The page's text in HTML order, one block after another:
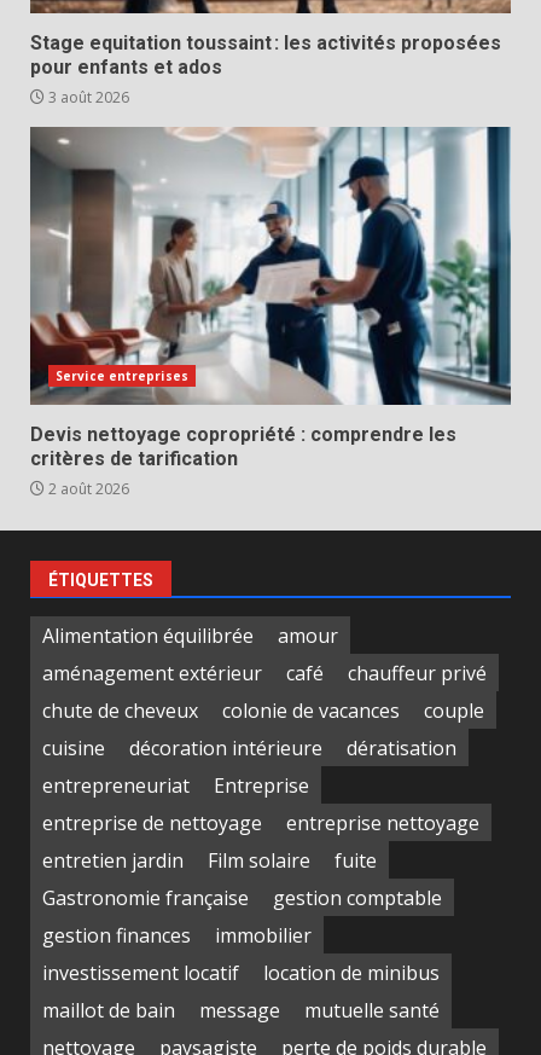
Stage equitation toussaint : les activités proposées
pour enfants et ados
3 août 2026
Service entreprises
Devis nettoyage copropriété : comprendre les
critères de tarification
2 août 2026
ÉTIQUETTES
Alimentation équilibrée
amour
aménagement extérieur
café
chauffeur privé
chute de cheveux
colonie de vacances
couple
cuisine
décoration intérieure
dératisation
entrepreneuriat
Entreprise
entreprise de nettoyage
entreprise nettoyage
entretien jardin
Film solaire
fuite
Gastronomie française
gestion comptable
gestion finances
immobilier
investissement locatif
location de minibus
maillot de bain
message
mutuelle santé
nettoyage
paysagiste perte de poids durable